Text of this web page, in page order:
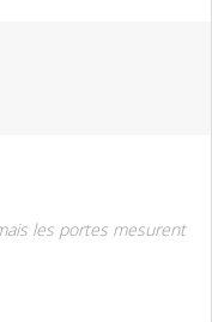
les portes mesurent